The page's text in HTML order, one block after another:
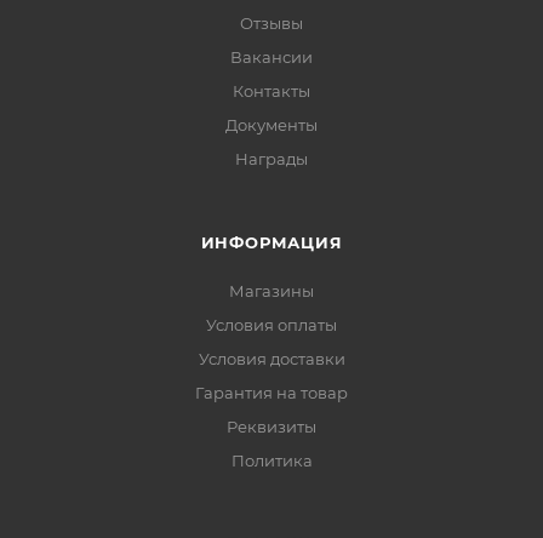
Отзывы
Вакансии
Контакты
Документы
Награды
ИНФОРМАЦИЯ
Магазины
Условия оплаты
Условия доставки
Гарантия на товар
Реквизиты
Политика